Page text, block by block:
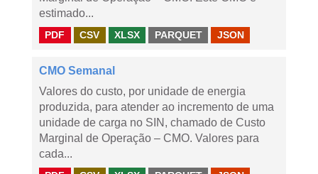
estimado...
PDF CSV XLSX PARQUET JSON
CMO Semanal
Valores do custo, por unidade de energia
produzida, para atender ao incremento de uma
unidade de carga no SIN, chamado de Custo
Marginal de Operação – CMO. Valores para
cada...